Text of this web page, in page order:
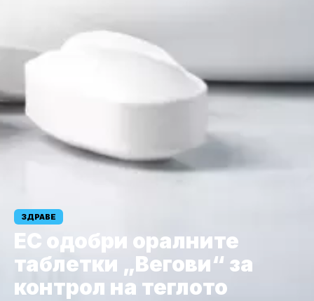
ЗДРАВЕ
ЕС одобри оралните
таблетки „Вегови“ за
контрол на теглото